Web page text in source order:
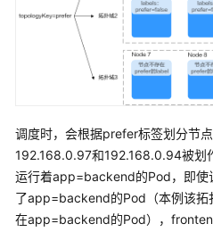
调度时，会根据prefer标签划分节
192.168.0.97和192.168.0.94被划
运行着app=backend的Pod，即使
了app=backend的Pod（本例该
在app=backend的Pod），